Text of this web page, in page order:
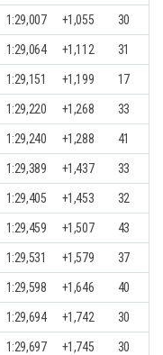
1:29,007 +1,055 30
1:29,064 +1,112 31
1:29,151 +1,199 17
1:29,220 +1,268 33
1:29,240 +1,288 41
1:29,389 +1,437 33
1:29,405 +1,453 32
1:29,459 +1,507 43
1:29,531 +1,579 37
1:29,598 +1,646 40
1:29,694 +1,742 30
1:29,697 +1,745 30